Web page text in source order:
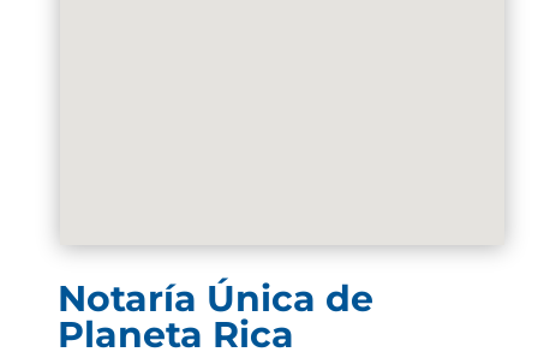
Notaría Única de
Planeta Rica